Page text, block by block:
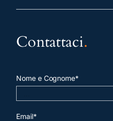
Contattaci.
Nome e Cognome*
Email*